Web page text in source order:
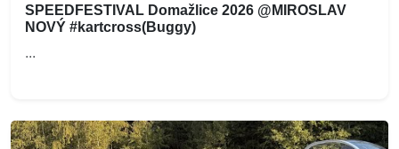
SPEEDFESTIVAL Domažlice 2026 @MIROSLAV
NOVÝ #kartcross(Buggy)
...